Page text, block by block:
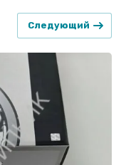
Следующий